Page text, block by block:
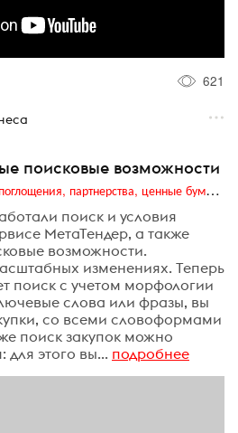
621
поисковые возможности
Бизнес (тендеры, слияния, поглощения, партнерства, ценные бумаги, акционеры, финансы и отчетность)
поиск и условия
МетаТендер, а также
возможности.
изменениях. Теперь
поиск с учетом морфологии
слова или фразы, вы
со всеми словоформами
поиск закупок можно
для этого вы... подробнее